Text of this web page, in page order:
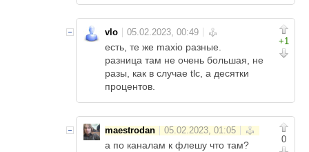
+1
vlo
есть, те же maxio разные.
разница там не очень большая, не
разы, как в случае tlc, а десятки
процентов.
0
maestrodan
а по каналам к флешу что там?